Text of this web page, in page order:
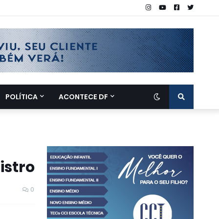
POLÍTICA ACONTECE DF
0